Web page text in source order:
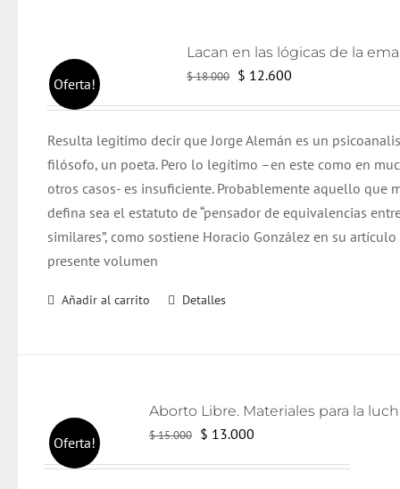
Oferta! $18.000 El
era:
$ 18.000.
$ 12.600
es:
$ 12.600.
Resulta legitimo decir que Jorge Alemán es un
filósofo, un poeta. Pero lo legítimo –en este como en
otros casos- es insuficiente. Probablemente aquello que
defina sea el estatuto de “pensador de equivalencias
similares”, como sostiene Horacio González en su
presente volumen
Añadir al carrito Detalles
Oferta! $15.000 El
$ 13.000El